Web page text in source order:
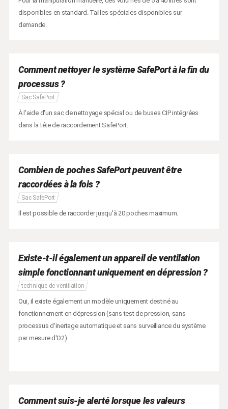
disponibles en standard. Tailles spéciales disponibles sur
demande.
Comment nettoyer le système SafePort à la fin du
processus ?
Sac SafePort
À l'aide d'un sac de nettoyage spécial ou de buses CIP intégrées
dans la tête de raccordement SafePort.
Combien de poches SafePort peuvent être
raccordées à la fois ?
Sac SafePort
Il est possible de raccorder jusqu'à 20 poches maximum.
Existe-t-il également un appareil de ventilation
simple fonctionnant uniquement en dépression ?
technique de ventilation
Oui, il existe également un modèle uniquement destiné au
fonctionnement en dépression (sans test de pression, sans
processus d'inertage automatique et sans surveillance du système
par mesure d'O2).
Comment suis-je alerté lorsque les valeurs